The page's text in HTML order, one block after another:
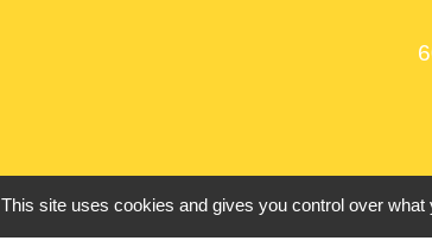
le
This site uses cookies and gives you control over what